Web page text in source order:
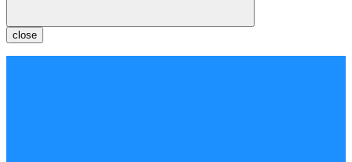
close